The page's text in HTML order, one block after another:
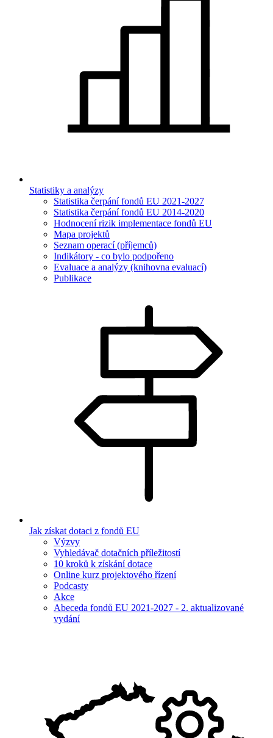
Statistiky a analýzy
Statistika čerpání fondů EU 2021-2027
Statistika čerpání fondů EU 2014-2020
Hodnocení rizik implementace fondů EU
Mapa projektů
Seznam operací (příjemců)
Indikátory - co bylo podpořeno
Evaluace a analýzy (knihovna evaluací)
Publikace
Jak získat dotaci z fondů EU
Výzvy
Vyhledávač dotačních příležitostí
10 kroků k získání dotace
Online kurz projektového řízení
Podcasty
Akce
Abeceda fondů EU 2021-2027 - 2. aktualizované
vydání